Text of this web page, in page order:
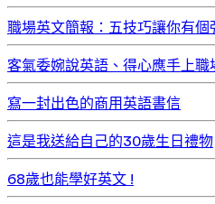
職場英文簡報：五技巧讓你有個
客氣委婉說英語、得心應手上職
寫一封出色的商用英語書信
這是我送給自己的30歲生日禮物
68歲也能學好英文 !